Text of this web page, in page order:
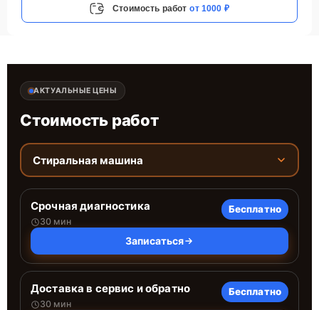
Стоимость работ от 1000 ₽
АКТУАЛЬНЫЕ ЦЕНЫ
Стоимость работ
Стиральная машина
Срочная диагностика
30 мин
Бесплатно
Записаться
Доставка в сервис и обратно
30 мин
Бесплатно